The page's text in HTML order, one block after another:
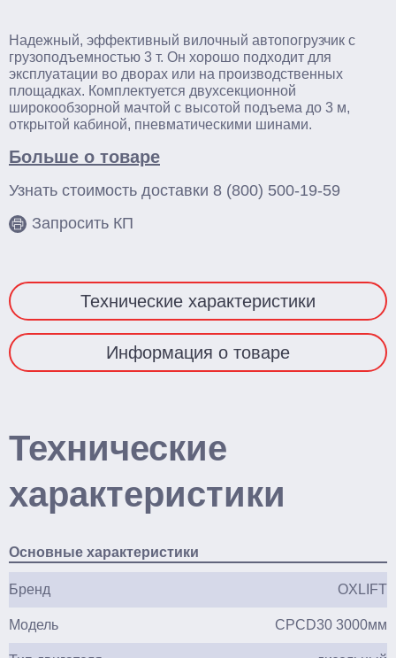
Надежный, эффективный вилочный автопогрузчик с
грузоподъемностью 3 т. Он хорошо подходит для
эксплуатации во дворах или на производственных
площадках. Комплектуется двухсекционной
широкообзорной мачтой с высотой подъема до 3 м,
открытой кабиной, пневматическими шинами.
Больше о товаре
Узнать стоимость доставки 8 (800) 500-19-59
Запросить КП
Технические характеристики
Информация о товаре
Технические
характеристики
Основные характеристики
Бренд OXLIFT
Модель CPCD30 3000мм
Тельферы
Смотреть весь каталог